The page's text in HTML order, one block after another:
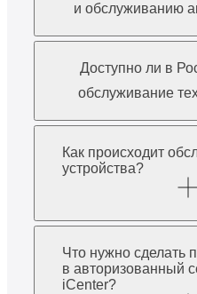
и обслуживанию
Доступно ли в
обслуживание
Как происходит
устройства?
Что нужно сделать
в авторизованный
iCenter?